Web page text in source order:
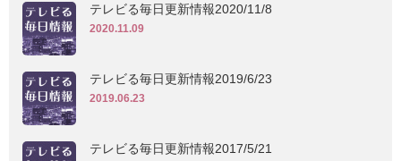
テレビる毎日更新情報2020/11/8
2020.11.09
テレビる毎日更新情報2019/6/23
2019.06.23
テレビる毎日更新情報2017/5/21